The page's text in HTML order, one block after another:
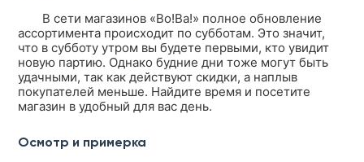
В сети магазинов «Во!Ва!» полное обновление
ассортимента происходит по субботам. Это значит,
что в субботу утром вы будете первыми, кто увидит
новую партию. Однако будние дни тоже могут быть
удачными, так как действуют скидки, а наплыв
покупателей меньше. Найдите время и посетите
магазин в удобный для вас день.
Осмотр и примерка